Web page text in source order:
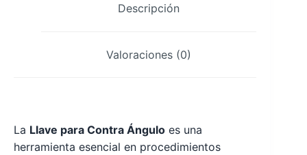
Descripción
Valoraciones (0)
La Llave para Contra Ángulo es una
herramienta esencial en procedimientos